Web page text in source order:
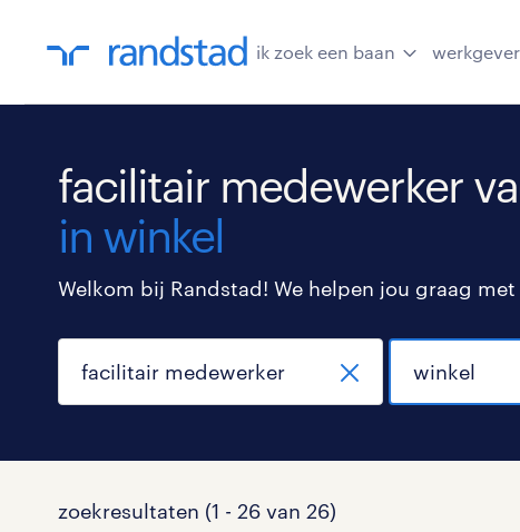
ik zoek een baan
facilitair medewerker
in winkel
Welkom bij Randstad! We helpen jou graag
zoekresultaten (1 - 26 van 26)